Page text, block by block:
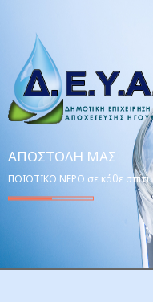
ΑΠΟΣΤΟΛΉ ΜΑΣ
ΠΟΙΟΤΙΚΟ ΝΕΡΟ σε κάθε σπίτι!